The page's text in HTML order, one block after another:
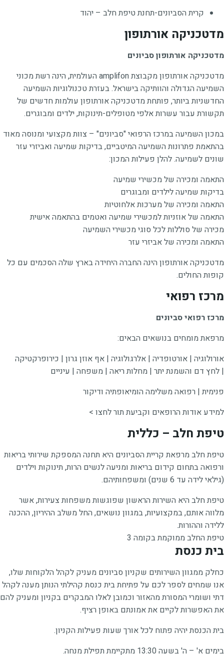
קרית הסביונים-תחנת טיפת חלב – יהוד
מדטכניקה אורתופון
מדטכניקה אורתופון סביונים
מדטכניקה אורתופון מקבוצת amplifon העולמית, הינה רשת מכוני
השמיעה הגדולה והוותיקה בישראל. בעזרת טכנולוגיות השמיעה
החדשניות ביותר, פותחת מדטכניקה אורתופון עולמות חדשים של
תקשורת עבור עשרות אלפי מטופלים-תינוקות, ילדים ומבוגרים.
במכון השמיעה במרכז הרפואי "סביונים" – צוות מקצועי ומנוסה מאוד
בהתאמת פתרונות השמיעה המיטביים, בדיקות שמיעה ואביזרי עזר
שונים לשמיעה. להלן פעילות המכון:
התאמה ומכירה של מכשירי שמיעה
בדיקות שמיעה לילדים ומבוגרים
התאמה ומכירה של מערכות אלחוטיות
התאמה של אוזניות למכשירי שמיעה ואטמים בהתאמה אישית
מכירה של סוללות לכל סוגי מכשירי השמיעה
התאמה ומכירה של אביזרי עזר
מדטכניקה אורתופון הינה החברה היחידה בארץ שלה הסכמים עם כל
קופות החולים.
מרכז רפואי
מרכז רפואי סביונים
מרפאת מומחים בנושאים הבאים:
אורולוגיה | אורטופדיה | אלרגולוגיה | אף אוזן גרון | כירופרקטיקה
| לחץ דם והשמנת יתר | מחלות ריאה | משפחה | עיניים
פנימית | רפואה משלימה הומיאופתיה ודיקור
למידע אודות הרופאים וקביעת תור לחצו >
טיפת חלב – כללית
טיפת חלב מרפאת קריית הסביונים היא תחנה המספקת שירותי בריאות
ורפואה בתחום קידום בריאות ומניעה לנשים הרות, תינוקות וילדים
(גילאי לידה עד 6 שנים) ומשפחותיהם.
טיפת חלב היא השירות הראשון שפוגשות משפחות צעירות, אשר
מלווה אותם, במקצועיות, במגוון נושאים, החל משלב ההיריון, ההכנה
ללידה וההורות.
טיפת החלב ממוקמת בקומה 3
בית כנסת
כחלק ממגוון השירותים שקניון סביונים מעניק לקהל הלקוחות שלו,
אנו שמחים לספר לכם על פתיחת בית כנסת קהילתי הנותן מענה לקהל
דתי ושומרי המסורת מהאזור וכמובן לאלו המבקרים בקניון ומעניק להם
את האפשרות לקיים את אמונתם באופן רציף.
בית הכנסת יהיה פתוח לכל אורך שעות פעילות הקניון.
בימים א' – ה' בשעה 13:30 מתקיימת תפילת מנחה.